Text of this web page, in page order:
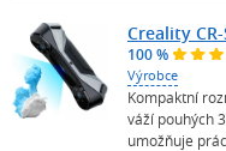
Creality
100 %
Výrobce
Kompaktní
váží pouhých
umožňuje